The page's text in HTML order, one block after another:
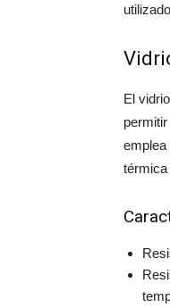
El
emplea
térmica